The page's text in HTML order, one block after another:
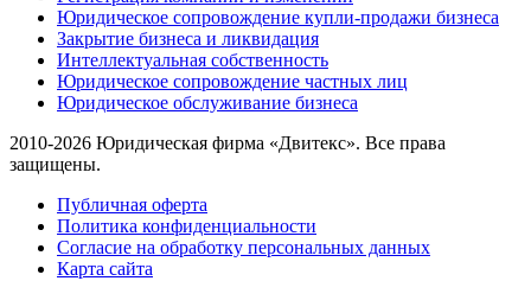
Юридическое сопровождение купли-продажи бизнеса
Закрытие бизнеса и ликвидация
Интеллектуальная собственность
Юридическое сопровождение частных лиц
Юридическое обслуживание бизнеса
2010-2026 Юридическая фирма «Двитекс». Все права
защищены.
Публичная оферта
Политика конфиденциальности
Согласие на обработку персональных данных
Карта сайта